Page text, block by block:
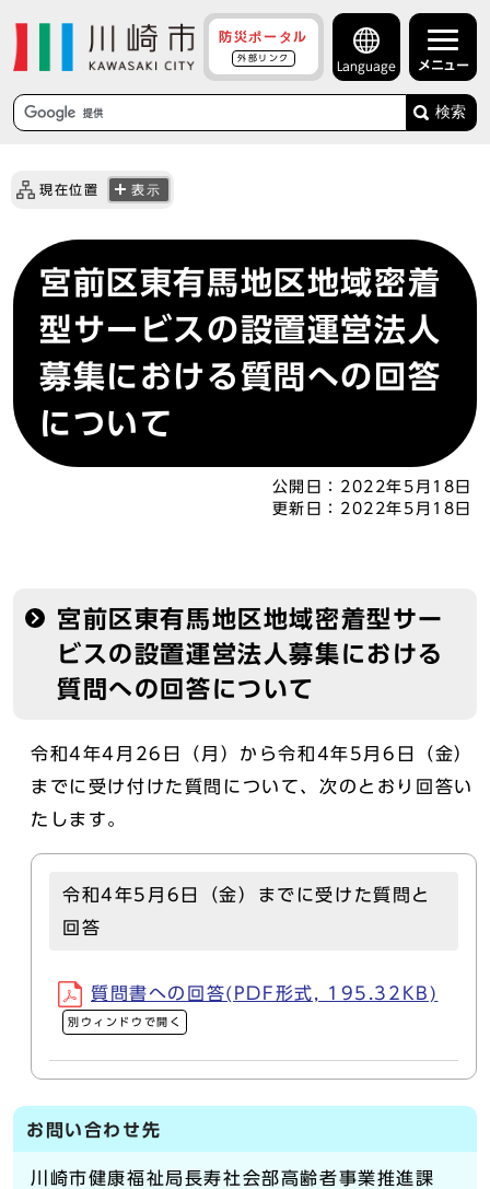
防災ポータル
外部リンク
Language メニュー
検索
現在位置 表示
宮前区東有馬地区地域密着
型サービスの設置運営法人
募集における質問への回答
について
公開日： 2022年5月18日
更新日： 2022年5月18日
宮前区東有馬地区地域密着型サー
ビスの設置運営法人募集における
質問への回答について
令和4年4月26日（月）から令和4年5月6日（金）
までに受け付けた質問について、次のとおり回答い
たします。
令和4年5月6日（金）までに受けた質問と
回答
質問書への回答(PDF形式, 195.32KB)
別ウィンドウで開く
お問い合わせ先
川崎市健康福祉局長寿社会部高齢者事業推進課